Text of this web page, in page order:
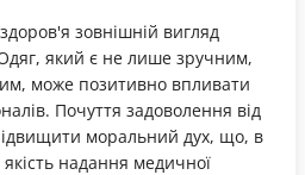
зовнішній вигляд
який є не лише зручним,
може позитивно впливати
Почуття задоволення від
моральний дух, що, в
надання медичної